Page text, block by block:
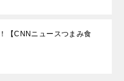
【CNNニュースつまみ食